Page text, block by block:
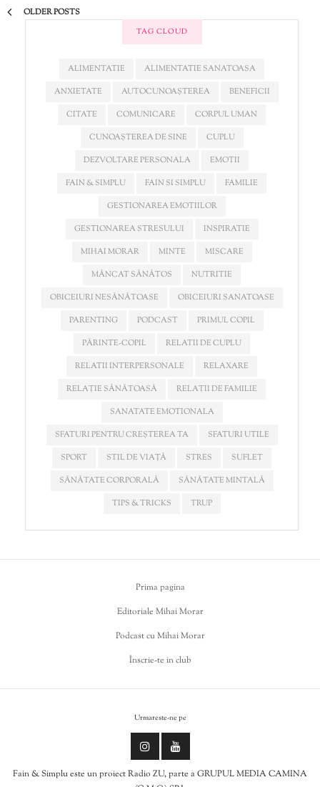
OLDER POSTS
TAG CLOUD
ALIMENTATIE
ALIMENTATIE SANATOASA
ANXIETATE
AUTOCUNOAȘTEREA
BENEFICII
CITATE
COMUNICARE
CORPUL UMAN
CUNOAȘTEREA DE SINE
CUPLU
DEZVOLTARE PERSONALA
EMOTII
FAIN & SIMPLU
FAIN SI SIMPLU
FAMILIE
GESTIONAREA EMOTIILOR
GESTIONAREA STRESULUI
INSPIRATIE
MIHAI MORAR
MINTE
MISCARE
MÂNCAT SĂNĂTOS
NUTRITIE
OBICEIURI NESĂNĂTOASE
OBICEIURI SANATOASE
PARENTING
PODCAST
PRIMUL COPIL
PĂRINTE-COPIL
RELATII DE CUPLU
RELATII INTERPERSONALE
RELAXARE
RELAȚIE SĂNĂTOASĂ
RELAȚII DE FAMILIE
SANATATE EMOTIONALA
SFATURI PENTRU CREȘTEREA TA
SFATURI UTILE
SPORT
STIL DE VIAȚĂ STRES
SUFLET
SĂNĂTATE CORPORALĂ
SĂNĂTATE MINTALĂ
TIPS & TRICKS
TRUP
Prima pagina
Editoriale Mihai Morar
Podcast cu Mihai Morar
Înscrie-te in club
Urmareste-ne pe
Fain & Simplu este un proiect Radio ZU, parte a GRUPUL MEDIA CAMINA